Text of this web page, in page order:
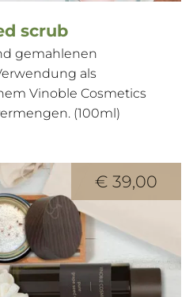
scrub
gemahlenen
als
Vinoble Cosmetics
(100ml)
€ 39,00